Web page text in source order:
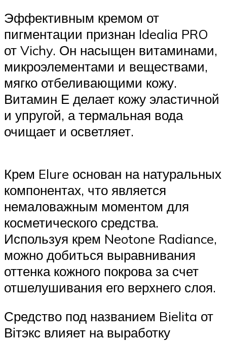
Эффективным кремом от
пигментации признан Idealia PRO
от Vichy. Он насыщен витаминами,
микроэлементами и веществами,
мягко отбеливающими кожу.
Витамин Е делает кожу эластичной
и упругой, а термальная вода
очищает и осветляет.
Крем Elure основан на натуральных
компонентах, что является
немаловажным моментом для
косметического средства.
Используя крем Neotone Radiance,
можно добиться выравнивания
оттенка кожного покрова за счет
отшелушивания его верхнего слоя.
Средство под названием Bielita от
Вітэкс влияет на выработку